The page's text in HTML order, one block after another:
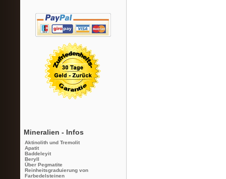
Mineralien - Infos
Aktinolith und Tremolit
Apatit
Baddeleyit
Beryll
Über Pegmatite
Reinheitsgraduierung von
Farbedelsteinen